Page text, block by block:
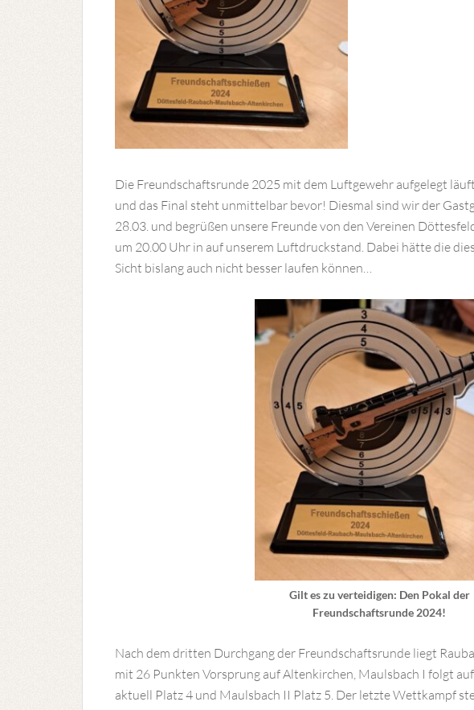
Die Freundschaftsrunde 2025 mit dem Luftgewehr aufgelegt
und das Final steht unmittelbar bevor! Diesmal sind wir der
28.03. und begrüßen unsere Freunde von den Vereinen
um 20.00 Uhr in auf unserem Luftdruckstand. Dabei hätte die
Sicht bislang auch nicht besser laufen können…
Gilt es zu verteidigen: Den Pokal der
Freundschaftsrunde 2024!
Nach dem dritten Durchgang der Freundschaftsrunde liegt
mit 26 Punkten Vorsprung auf Altenkirchen, Maulsbach I folgt
aktuell Platz 4 und Maulsbach II Platz 5. Der letzte Wettkampf